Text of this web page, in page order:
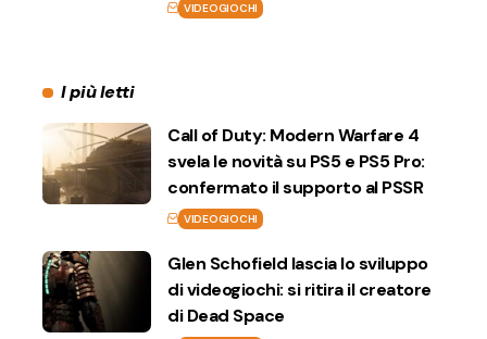
VIDEOGIOCHI
I più letti
Call of Duty: Modern Warfare 4
svela le novità su PS5 e PS5 Pro:
confermato il supporto al PSSR
VIDEOGIOCHI
Glen Schofield lascia lo sviluppo
di videogiochi: si ritira il creatore
di Dead Space